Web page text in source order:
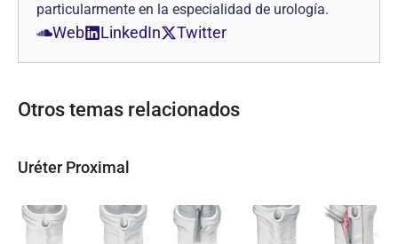
particularmente en la especialidad de urología.
Web LinkedIn Twitter
Otros temas relacionados
Uréter Proximal